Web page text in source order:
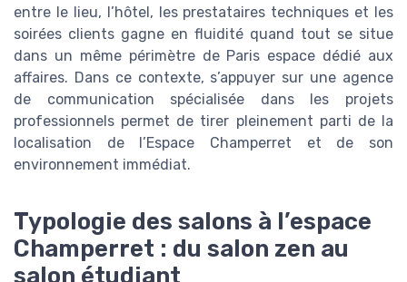
entre le lieu, l’hôtel, les prestataires techniques et les
soirées clients gagne en fluidité quand tout se situe
dans un même périmètre de Paris espace dédié aux
affaires. Dans ce contexte, s’appuyer sur une agence
de communication spécialisée dans les projets
professionnels permet de tirer pleinement parti de la
localisation de l’Espace Champerret et de son
environnement immédiat.
Typologie des salons à l’espace
Champerret : du salon zen au
salon étudiant